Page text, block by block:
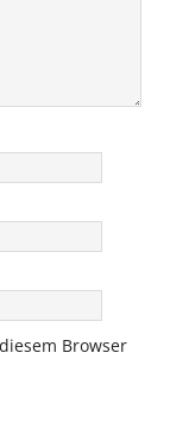
Browser